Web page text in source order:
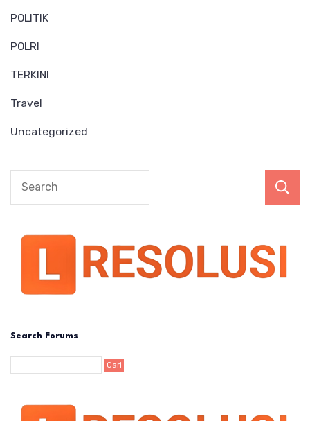
POLITIK
POLRI
TERKINI
Travel
Uncategorized
Search Forums